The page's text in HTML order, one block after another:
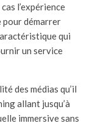
l’expérience
pour démarrer
qui
un service
des médias qu’il
allant jusqu’à
immersive sans